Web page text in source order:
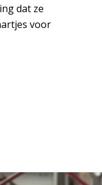
dat ze
voor